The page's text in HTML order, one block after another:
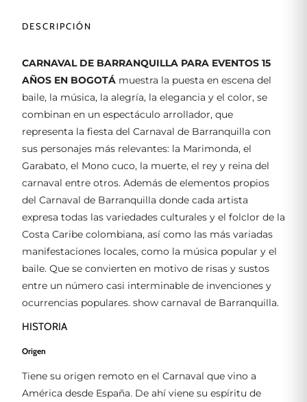
DESCRIPCIÓN
CARNAVAL DE BARRANQUILLA PARA EVENTOS 15
AÑOS EN BOGOTÁ muestra la puesta en escena del
baile, la música, la alegría, la elegancia y el color, se
combinan en un espectáculo arrollador, que
representa la fiesta del Carnaval de Barranquilla con
sus personajes más relevantes: la Marimonda, el
Garabato, el Mono cuco, la muerte, el rey y reina del
carnaval entre otros. Además de elementos propios
del Carnaval de Barranquilla donde cada artista
expresa todas las variedades culturales y el folclor de la
Costa Caribe colombiana, así como las más variadas
manifestaciones locales, como la música popular y el
baile. Que se convierten en motivo de risas y sustos
entre un número casi interminable de invenciones y
ocurrencias populares. show carnaval de Barranquilla.
HISTORIA
Origen
Tiene su origen remoto en el Carnaval que vino a
América desde España. De ahí viene su espíritu de